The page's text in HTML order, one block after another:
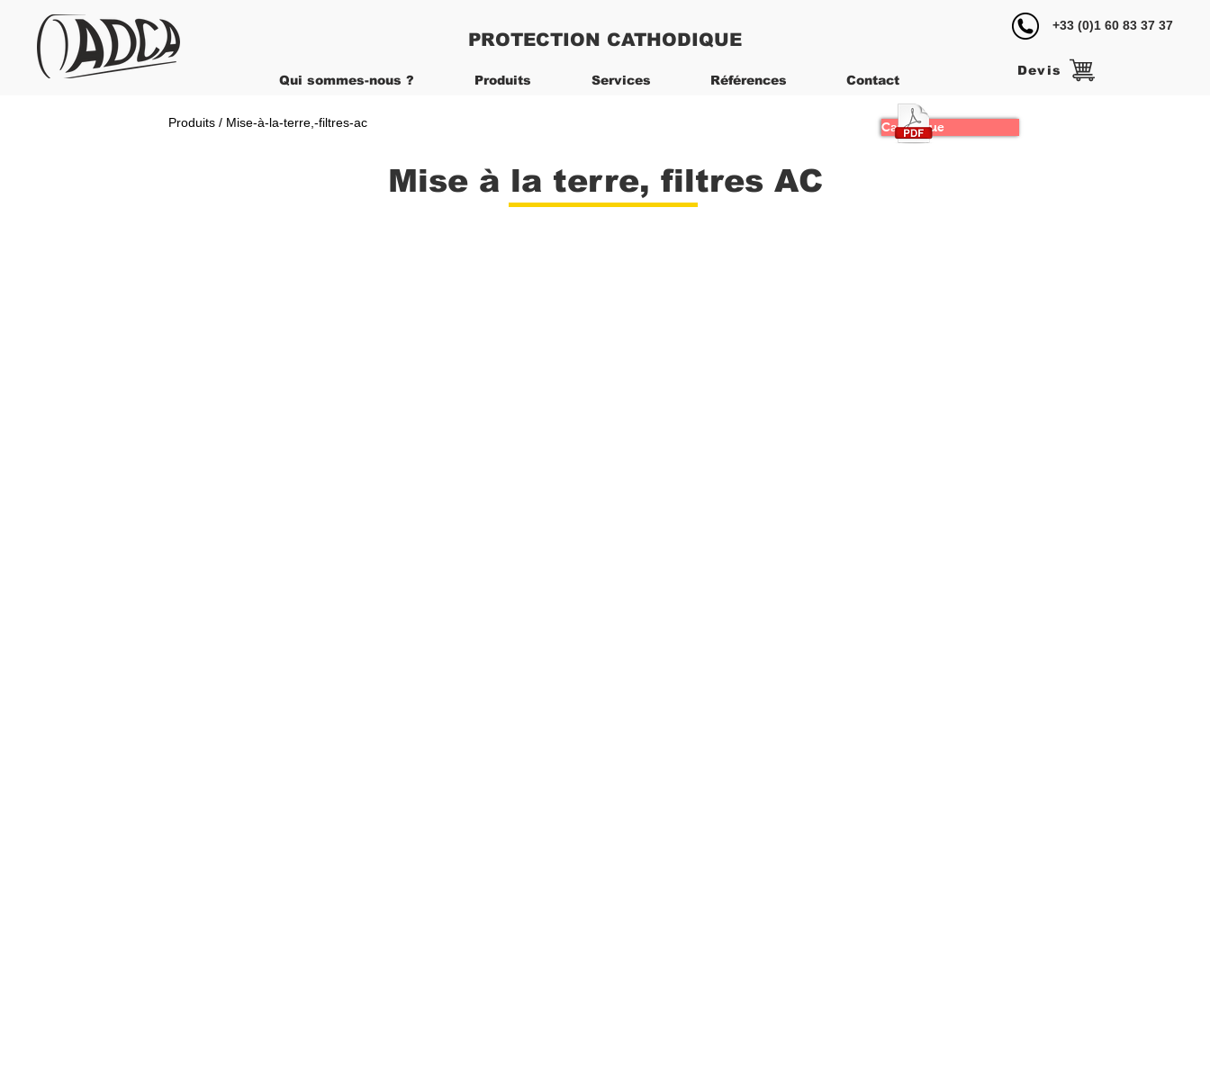
+33 (0)1 60 83 37 37
Devis
PROTECTION CATHODIQUE
Qui sommes-nous ? Produits Services Références Contact
Produits / Mise-à-la-terre,-filtres-ac Catalogue
Mise à la terre, filtres AC